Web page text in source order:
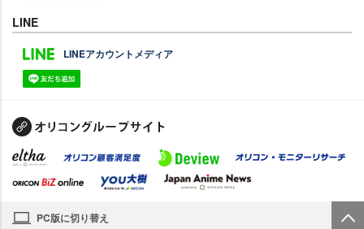
LINE
LINEアカウントメディア
PC版に切り替え